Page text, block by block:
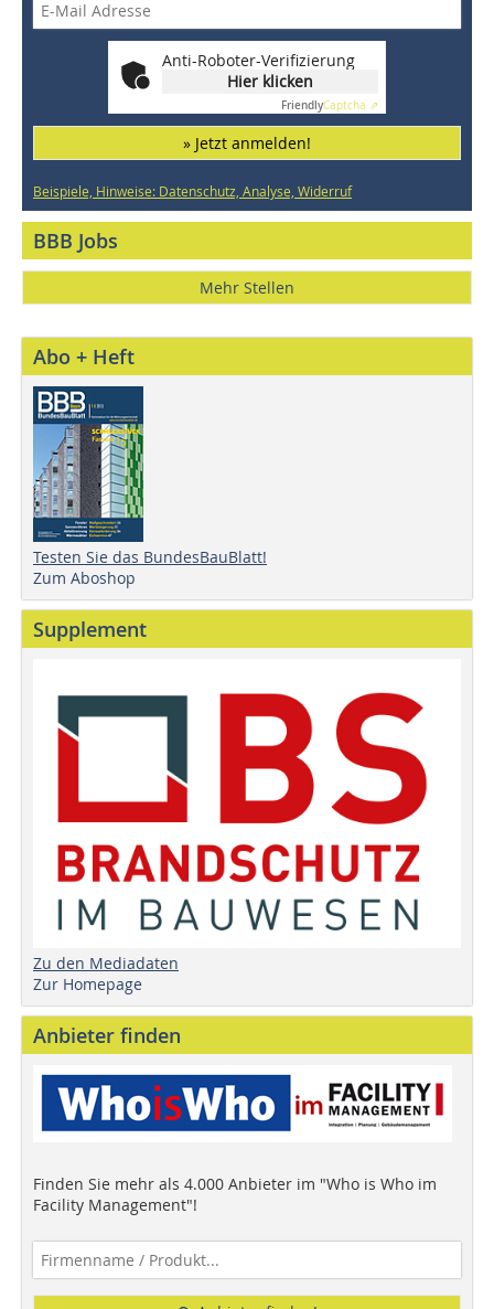
Anti-Roboter-Verifizierung
Hier klicken
FriendlyCaptcha ⇗
» Jetzt anmelden!
Beispiele, Hinweise: Datenschutz, Analyse, Widerruf
BBB Jobs
Mehr Stellen
Abo + Heft
Testen Sie das BundesBauBlatt!
Zum Aboshop
Supplement
Zu den Mediadaten
Zur Homepage
Anbieter finden
Finden Sie mehr als 4.000 Anbieter im "Who is Who im
Facility Management"!